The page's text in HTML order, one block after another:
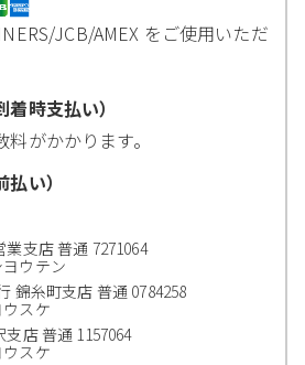
JCB/AMEX をご使用いただ
時支払い）
がかかります。
い）
支店 普通 7271064
ウテン
錦糸町支店 普通 0784258
スケ
店 普通 1157064
スケ